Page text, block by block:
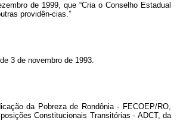
de 1999, que “Cria o Conselho Estadual
providên-cias.”
3 de novembro de 1993.
da Pobreza de Rondônia - FECOEP/RO,
Constitucionais Transitórias - ADCT, da